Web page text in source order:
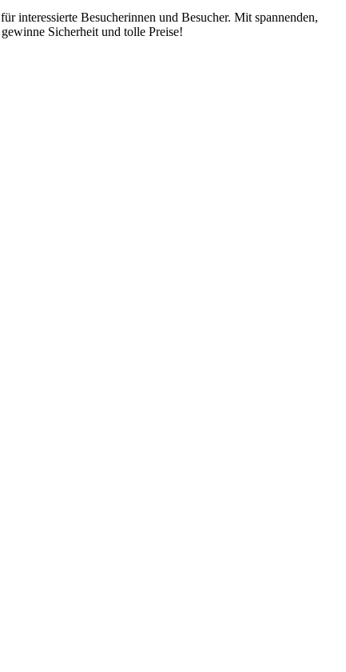
interessierte Besucherinnen und Besucher. Mit spannenden,
Sicherheit und tolle Preise!